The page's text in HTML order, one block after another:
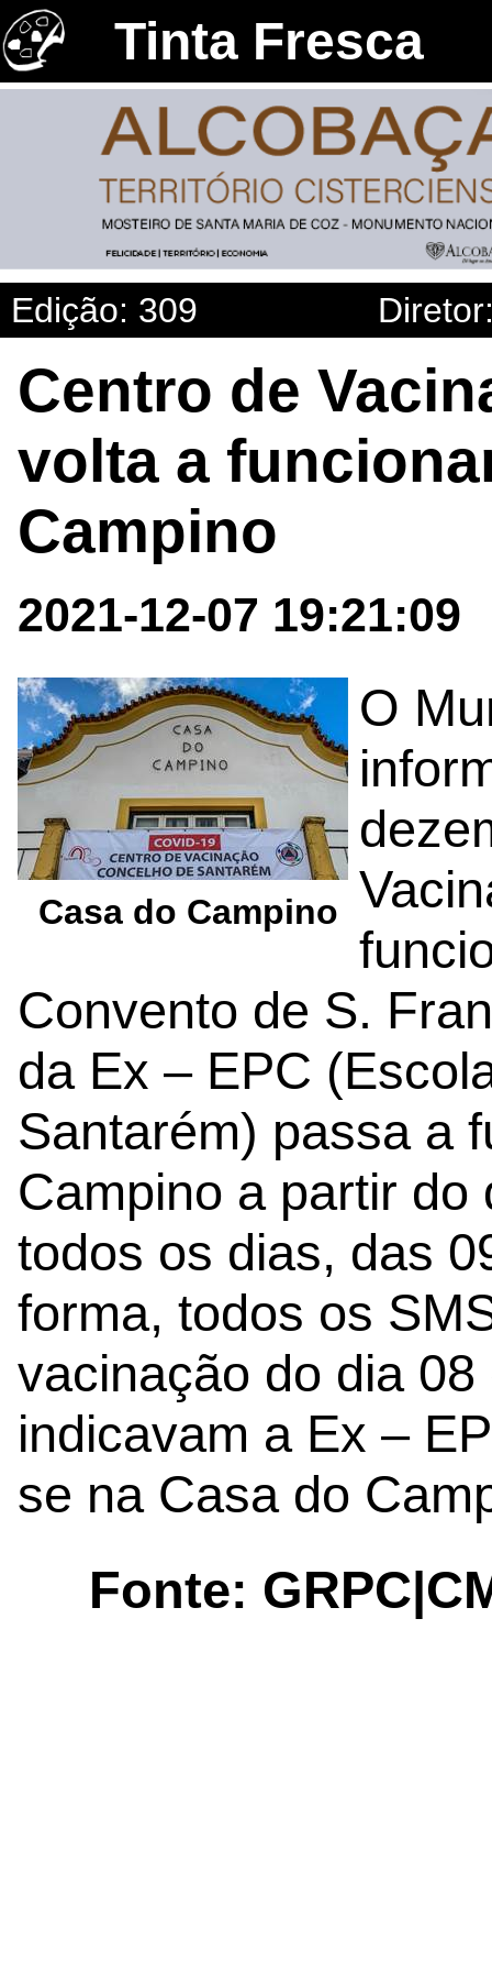
Tinta Fresca
Edição: 309
Centro de
volta a
Campino
2021-12-07 19:21:09
Casa do Campino
O
Convento de S.
da Ex – EPC
Santarém) passa a
Campino a partir
todos os dias, das
forma, todos os
vacinação do dia
indicavam a Ex –
se na Casa do
Fonte: